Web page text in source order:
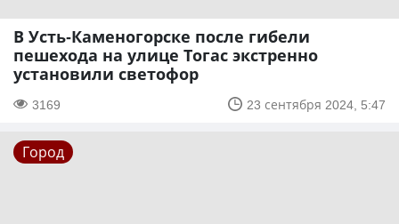
В Усть-Каменогорске после гибели
пешехода на улице Тогас экстренно
установили светофор
3169 23 сентября 2024, 5:47
Город